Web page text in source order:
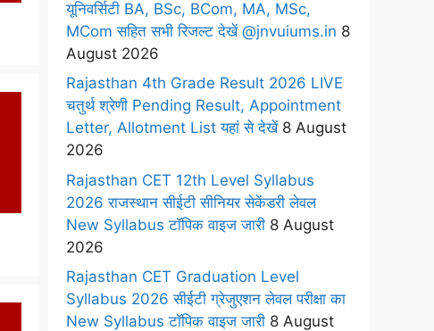
यूनिवर्सिटी BA, BSc, BCom, MA, MSc,
MCom सहित सभी रिजल्ट देखें @jnvuiums.in 8
August 2026
Rajasthan 4th Grade Result 2026 LIVE
चतुर्थ श्रेणी Pending Result, Appointment
Letter, Allotment List यहां से देखें8 August
2026
Rajasthan CET 12th Level Syllabus
2026 राजस्थान सीईटी सीनियर सेकेंडरी लेवल
New Syllabus टॉपिक वाइज जारी 8 August
2026
Rajasthan CET Graduation Level
Syllabus 2026 सीईटी ग्रेजुएशन लेवल परीक्षा का
New Syllabus टॉपिक वाइज जारी 8 August